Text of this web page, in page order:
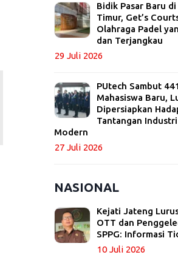
Bidik Pasar Baru
Timur, Get’s
Olahraga Padel
dan Terjangkau
29 Juli 2026
PUtech Sambut 441
Mahasiswa Baru,
Dipersiapkan
Tantangan
Modern
27 Juli 2026
NASIONAL
Kejati Jateng
OTT dan
SPPG: Informasi
10 Juli 2026